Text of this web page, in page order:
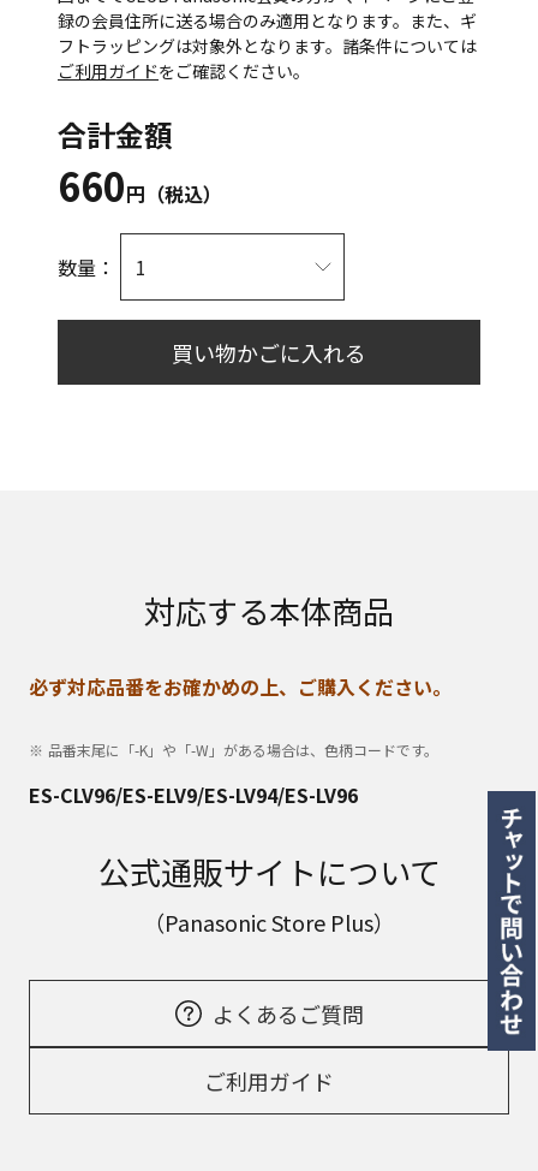
録の会員住所に送る場合のみ適用となります。また、ギ
フトラッピングは対象外となります。諸条件については
ご利用ガイドをご確認ください。
合計金額
660円（税込）
数量：
買い物かごに入れる
対応する本体商品
必ず対応品番をお確かめの上、ご購入ください。
品番末尾に「-K」や「-W」がある場合は、色柄コードです。
ES-CLV96/ES-ELV9/ES-LV94/ES-LV96
公式通販サイトについて
（Panasonic Store Plus）
よくあるご質問
ご利用ガイド